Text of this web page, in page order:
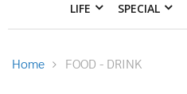
LIFE SPECIAL
Home FOOD - DRINK